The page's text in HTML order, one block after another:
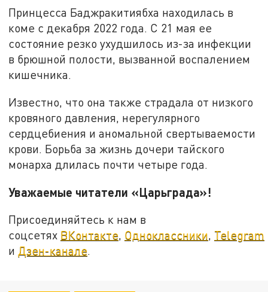
Принцесса Баджракитиябха находилась в
коме с декабря 2022 года. С 21 мая ее
состояние резко ухудшилось из-за инфекции
в брюшной полости, вызванной воспалением
кишечника.
Известно, что она также страдала от низкого
кровяного давления, нерегулярного
сердцебиения и аномальной свертываемости
крови. Борьба за жизнь дочери тайского
монарха длилась почти четыре года.
Уважаемые читатели «Царьграда»!
Присоединяйтесь к нам в
соцсетях ВКонтакте, Одноклассники, Telegram
и Дзен-канале.